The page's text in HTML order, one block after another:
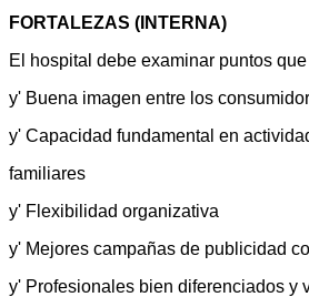
FORTALEZAS (INTERNA)
El hospital debe examinar puntos
y' Buena imagen entre los
y' Capacidad fundamental en
familiares
y' Flexibilidad organizativa
y' Mejores campañas de publicidad
y' Profesionales bien diferenciados y